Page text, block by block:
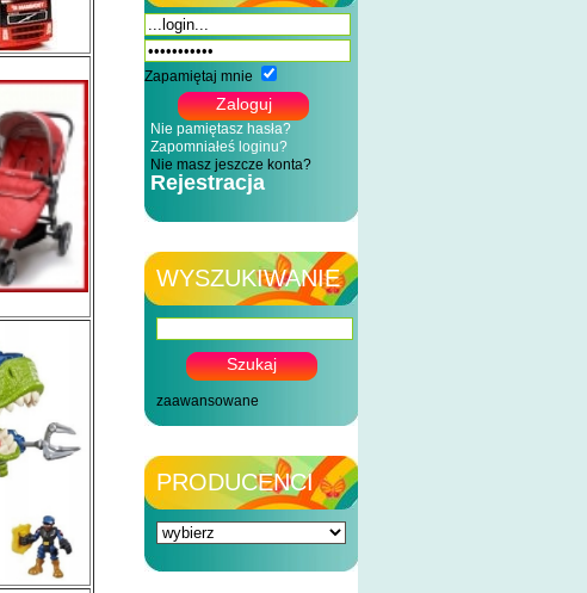
Zapamiętaj mnie
Nie pamiętasz hasła?
Zapomniałeś loginu?
Nie masz jeszcze konta?
Rejestracja
WYSZUKIWANIE
zaawansowane
PRODUCENCI